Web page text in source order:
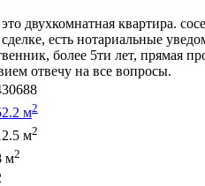
двухкомнатная квартира.
есть нотариальные
более 5ти лет, прямая
отвечу на все вопросы.
м2
м2
м2